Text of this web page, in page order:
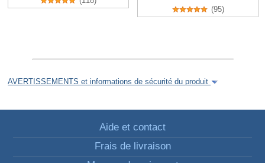
(95)
AVERTISSEMENTS et informations de sécurité du produit
Aide et contact
Frais de livraison